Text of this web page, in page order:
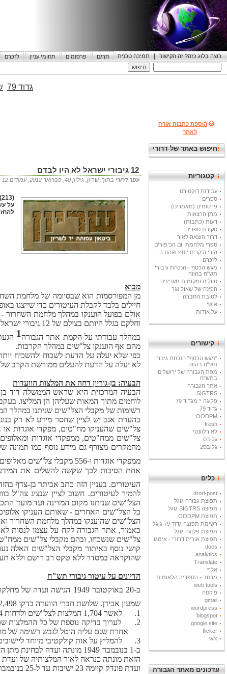
רוצה בלוג כזה? זה הקישור | תמיכה טכנית תרגם פרסומים תחומי עניין לזכרם
הוספת כתבות אורח
לאתר
חיפוש באתר של דרורי
קטגוריות
עבודות דוקטורט
ספרים
פרסומים (מאמרים)
מתן הרצאות
דעות (כתבות)
סקירת ספרים
דרור הוצאה לאור
ספרי מלחמת יום הכיפורים
הורי היקרים יוסף ואהובה
לזכרם
מגש הכסף - הנכחת גיבורי
תש"ח בהווה
טיולים ומקומות מעניינים
הפינה של שאול נגר
לטובת החברה
אישי
על אודות
קישורים
"מגש הכסף" הנכחת גיבורי
תש"ח בהווה
מפת הגבורה של ירושלים
בתש"ח
אתר הגבורה
SIGTRS
פלוגה י' מגדוד 79
גדוד 79
OODPM
fresh
לא רלוונטי
גלובס
גלובס2
כלים
drori-post
תפוצת גבורה גוגל
תפוצה SIGTRS גוגל
תפוצת OODPM
רשימת תפוצה גדוד 79 גוגל
תפוצת פלוגה גוגל
תפוצת אורית דרורי - אימגו
docs
analytics
Translate
אלף
מרחב - הספריה הלאומית
web tools
פיקסה
gmail
wordpress
blogspot
google site
flicker
wix
עדכונים מאתר הגבורה
גדוד 79
12 גיבורי ישראל לא היו לבדם
עפר דרורי בתוך: שריון, גיליון 40, פברואר 2012, עמודים 9-12. 11.03.2012 10:00
על
מבוא
חיילים בלבד לקבלת העיטורים כדי שייצגו באופן סמלי את
וחלקם בגלל היותם בצילם של 12 גיבורי ישראל שזכו בכל הפרסום והתהילה.
במהלך עבודתי על הקמת אתר הגבורה1
מהם אף הוענקו צל"שים במהלך הקרבות.
לא יעלה על הדעת להעלים ממורשת הקרב של צה"ל את עשרות
הבעיה: בן-גוריון דחה את המלצות הוועדות
לוחמים מתוך המאות שעליהן הן המליצו.
רשימות של מקבלי הצל"שים שניתנו במהלך
בהערת אגב יש לציין שחסר מידע לא רק
צל"שים שהעניקו מח"טים, מפקדי אוגדות או
צל"שים ממח"טים, ממפקדי אוגדות
ממפקדי אוגדות ו-556 מקבלי צל"שים מאלופים. אני משוכנע שקיימים מקבלי צל"שים נוספים שטרם איתרתי
העיטורים. בעניין הזה כתב אביתר בן-צדף
להמיר לעיטורים. חשוב לציין שנציג צה"ל
הצל"שים שניתנו מקום המדינה ועד מועד
כל הצל"שים האחרים - שאותם העניקו
הצל"שים שהוענקו במהלך מלחמת השחרור
כאמור, אתר הגבורה לקח על עצמו לנסות
צל"שים שנשכחו, ובהם מקבלי צל"שים
קושי נוסף באיתור מקבלי הצל"שים האלה
שהוקראה במסדר ללא טקס רב רושם וללא
הדיונים על עיטור גיבורי תש"ח
ב-20 באוקטובר 1949 הגישה ועדה של מחלקת הסגל במטכ"ל את המלצותיה
שמעון אבידן. שלושת חברי הוועדה בדקו 2,498 המלצות להענקת צל"שים, ואלה היו המלצותיה
1.
לאשר 1,704 המלצות לצל"שים ולדחות 794 המלצות אחרות.
2.
אחרת שגם עליה הוטל לגבש רשימה של
3.
להמליץ על אות קולקטיבי מיוחד
ב-1 בנובמבר 1949 מונתה ועדה לבחינת מתן הצל"שים לחיילים וליחידות במלחמת השחרור. חברי הוועדה היו סא"ל יצחק פונדק (יו"ר), סא"ל ע'
הזאת מונתה כנראה לאור המלצותיה של
ועדת פונדק קיימה 23 ישיבות עד ל-25 בנובמבר 1949, שבהן דנה בכל ההמלצות שהונחו על שולחנה. בתום עבודתה היא הגישה את ההמלצות הבאות: